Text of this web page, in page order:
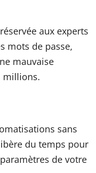
aux experts
mots de passe,
mauvaise
millions.
sans
du temps pour
de votre